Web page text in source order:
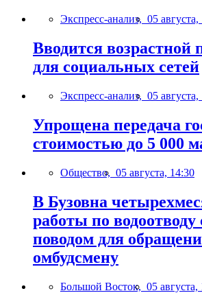
Экспресс-анализ, 05
Вводится возрастной
для социальных сетей
Экспресс-анализ, 05 августа,
Упрощена передача
стоимостью до 5 000
Общество, 05 августа, 14:30
В Бузовна
работы по водоотводу
поводом для
омбудсмену
Большой Восток, 05 августа,